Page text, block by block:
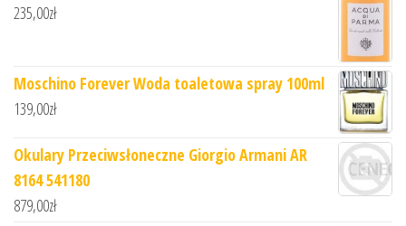
235,00zł
Moschino Forever Woda toaletowa spray 100ml
139,00zł
Okulary Przeciwsłoneczne Giorgio Armani AR
8164 541180
879,00zł